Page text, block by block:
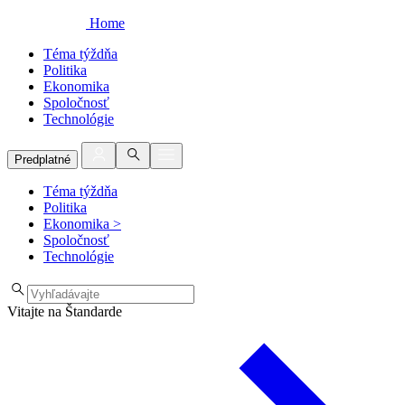
Home
Téma týždňa
Politika
Ekonomika
Spoločnosť
Technológie
Predplatné
Téma týždňa
Politika
Ekonomika >
Spoločnosť
Technológie
Vitajte na Štandarde